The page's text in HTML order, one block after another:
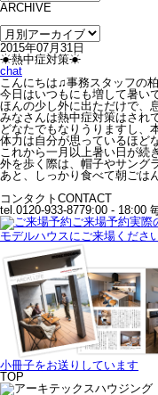
ARCHIVE
2015年07月31日
☀熱中症対策☀
chat
こんにちは♫事務スタッフの
今日はいつもにも増して暑い
ほんの少し外に出ただけで、
みなさんは熱中症対策はされ
どなたでもなりうりますし、
体力は自分が思っているほど
これから一月以上暑い日が続
外を歩く際は、帽子やサング
あと、しっかり食べて朝ご
コンタクト CONTACT
tel.0120-933-8779:00 - 18:00
ご来場予約実際
モデルハウスにご来場くださ
小冊子をお送りしています
TOP